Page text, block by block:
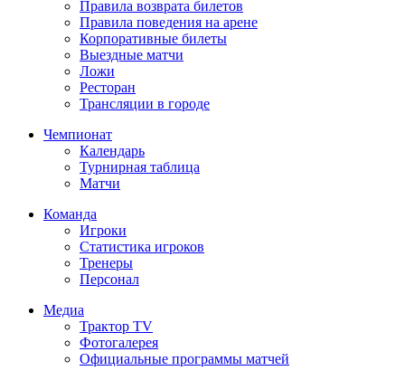
Правила возврата билетов
Правила поведения на арене
Корпоративные билеты
Выездные матчи
Ложи
Ресторан
Трансляции в городе
Чемпионат
Календарь
Турнирная таблица
Матчи
Команда
Игроки
Статистика игроков
Тренеры
Персонал
Медиа
Трактор TV
Фотогалерея
Официальные программы матчей